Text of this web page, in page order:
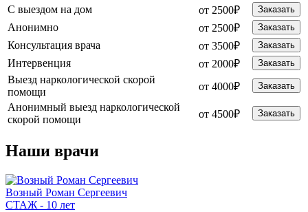
С выездом на дом от 2500₽ Заказать
Анонимно от 2500₽ Заказать
Консультация врача от 3500₽ Заказать
Интервенция от 2000₽ Заказать
Выезд наркологической скорой
помощи
от 4000₽ Заказать
Анонимный выезд наркологической
скорой помощи
от 4500₽ Заказать
Наши врачи
Возный Роман Сергеевич
СТАЖ - 10 лет